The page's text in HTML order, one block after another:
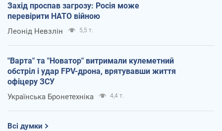
Захід проспав загрозу: Росія може
перевірити НАТО війною
Леонід Невзлін 5,5 т.
"Варта" та "Новатор" витримали кулеметний
обстріл і удар FPV-дрона, врятувавши життя
офіцеру ЗСУ
Українська Бронетехніка 4,4 т.
Всі думки